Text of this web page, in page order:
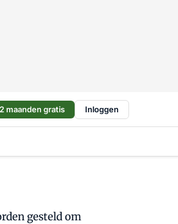
maanden gratis Inloggen
gesteld om